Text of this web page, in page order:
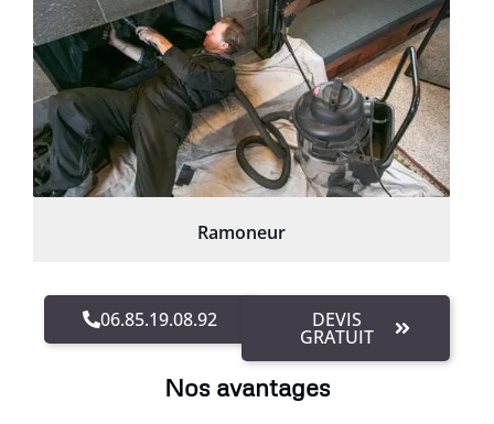
Ramoneur
06.85.19.08.92 DEVIS
GRATUIT
Nos avantages